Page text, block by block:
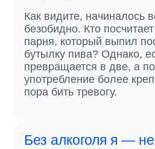
Как видите, начиналось
безобидно. Кто
парня, который выпил
бутылку пива? Однако,
превращается в две, а
употребление более
пора бить тревогу.
Без алкоголя я —